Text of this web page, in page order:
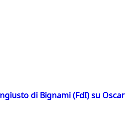
di Bignami (FdI) su Oscar